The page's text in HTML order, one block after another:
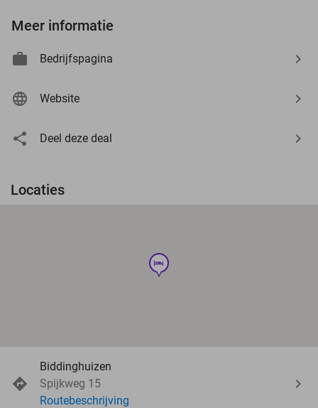
Meer informatie
Bedrijfspagina
Website
Deel deze deal
Locaties
hotel
Biddinghuizen
Spijkweg 15
Routebeschrijving